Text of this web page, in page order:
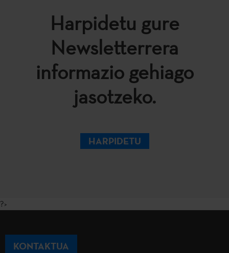
Harpidetu gure
Newsletterrera
informazio gehiago
jasotzeko.
HARPIDETU
?>
KONTAKTUA